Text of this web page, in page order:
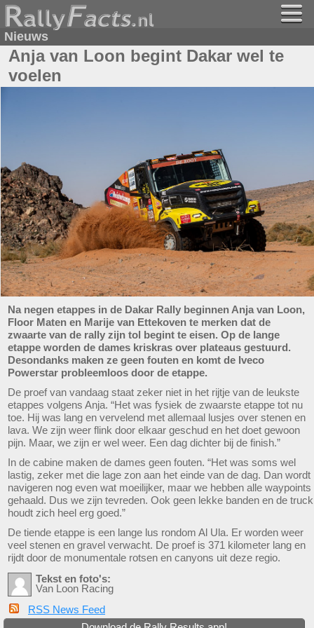
Nieuws
Anja van Loon begint Dakar wel te
voelen
Na negen etappes in de Dakar Rally beginnen Anja van Loon,
Floor Maten en Marije van Ettekoven te merken dat de
zwaarte van de rally zijn tol begint te eisen. Op de lange
etappe worden de dames kriskras over plateaus gestuurd.
Desondanks maken ze geen fouten en komt de Iveco
Powerstar probleemloos door de etappe.
De proef van vandaag staat zeker niet in het rijtje van de leukste
etappes volgens Anja. “Het was fysiek de zwaarste etappe tot nu
toe. Hij was lang en vervelend met allemaal lusjes over stenen en
lava. We zijn weer flink door elkaar geschud en het doet gewoon
pijn. Maar, we zijn er wel weer. Een dag dichter bij de finish.”
In de cabine maken de dames geen fouten. “Het was soms wel
lastig, zeker met die lage zon aan het einde van de dag. Dan wordt
navigeren nog even wat moeilijker, maar we hebben alle waypoints
gehaald. Dus we zijn tevreden. Ook geen lekke banden en de truck
houdt zich heel erg goed.”
De tiende etappe is een lange lus rondom Al Ula. Er worden weer
veel stenen en gravel verwacht. De proef is 371 kilometer lang en
rijdt door de monumentale rotsen en canyons uit deze regio.
Tekst en foto's:
Van Loon Racing
RSS News Feed